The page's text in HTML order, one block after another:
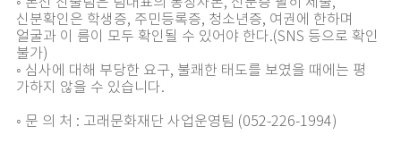
◦ 본선 진출팀은 팀대표의 통장사본, 신분증 필히 제출,
신분확인은 학생증, 주민등록증, 청소년증, 여권에 한하며
얼굴과 이 름이 모두 확인될 수 있어야 한다.(SNS 등으로 확인
불가)
◦ 심사에 대해 부당한 요구, 불쾌한 태도를 보였을 때에는 평
가하지 않을 수 있습니다.
◦ 문 의 처 : 고래문화재단 사업운영팀 (052-226-1994)